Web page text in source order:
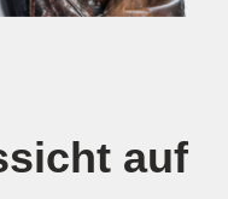
Die beste